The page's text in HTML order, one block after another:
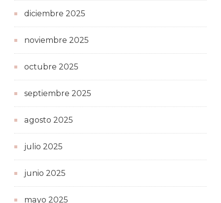
diciembre 2025
noviembre 2025
octubre 2025
septiembre 2025
agosto 2025
julio 2025
junio 2025
mayo 2025